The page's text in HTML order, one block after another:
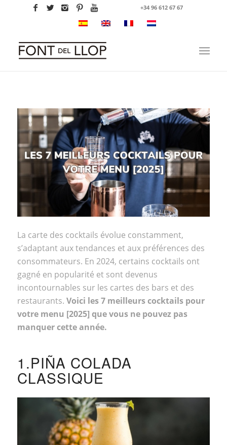
+34 96 612 67 67
La carte des cocktails évolue constamment,
s’adaptant aux tendances et aux préférences des
consommateurs. En 2024, certains cocktails ont
gagné en popularité et sont devenus
incontournables sur les cartes des bars et des
restaurants. Voici les 7 meilleurs cocktails pour
votre menu [2025] que vous ne pouvez pas
manquer cette année.
1.PIÑA COLADA
CLASSIQUE